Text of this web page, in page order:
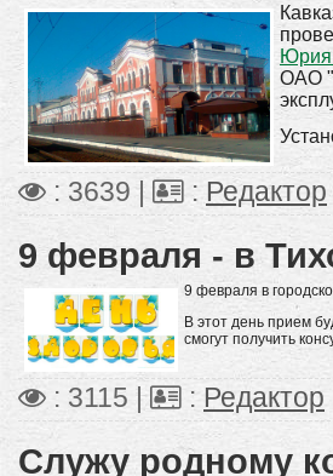
Юрия
ОАО
: 3639 | : Редактор
9 февраля - в
9 февраля в
В этот день прием
смогут получить
: 3115 | : Редактор
Служу родному